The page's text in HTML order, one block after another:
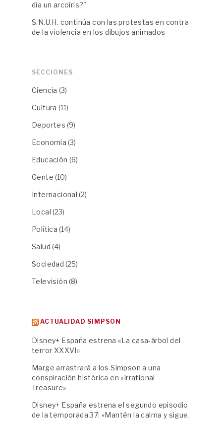
día un arcoíris?"
S.N.U.H. continúa con las protestas en contra
de la violencia en los dibujos animados
SECCIONES
Ciencia (3)
Cultura (11)
Deportes (9)
Economía (3)
Educación (6)
Gente (10)
Internacional (2)
Local (23)
Política (14)
Salud (4)
Sociedad (25)
Televisión (8)
ACTUALIDAD SIMPSON
Disney+ España estrena «La casa-árbol del
terror XXXVI»
Marge arrastrará a los Simpson a una
conspiración histórica en «Irrational
Treasure»
Disney+ España estrena el segundo episodio
de la temporada 37: «Mantén la calma y sigue,